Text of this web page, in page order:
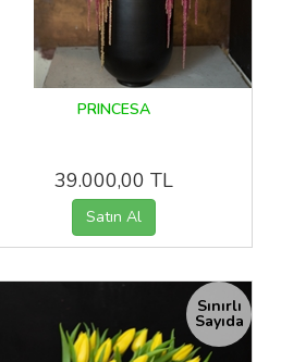
PRINCESA
39.000,00 TL
Sınırlı
Sayıda